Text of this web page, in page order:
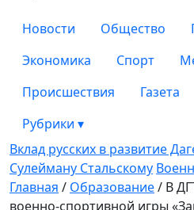
Новости Общество
Экономика
Спорт
Происшествия
Газета
Рубрики ▾
Вклад русских в развитие
Сулейману Стальскому
Главная / Образование/ В
военно-спортивной игры